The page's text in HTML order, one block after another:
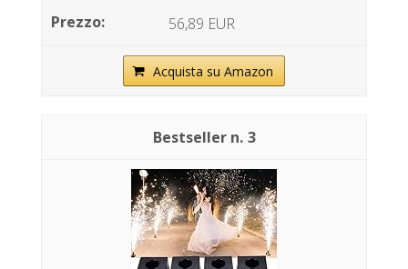
56,89 EUR
Acquista su Amazon
3